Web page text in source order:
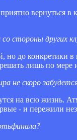
вернуться в
стороны других
но до конкретики
лишь по мере
не скоро
на всю жизнь.
- и пережили